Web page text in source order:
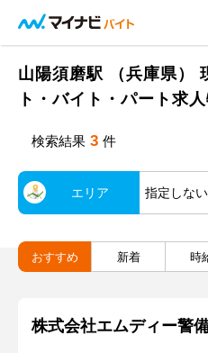
山陽須磨駅 （兵庫県）
ト・バイト・パート求
検索結果 3 件
エリア 指定しない
おすすめ 新着 時
株式会社エムディー警